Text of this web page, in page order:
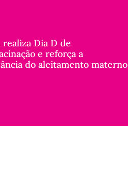
realiza Dia D de
e reforça a
do aleitamento materno